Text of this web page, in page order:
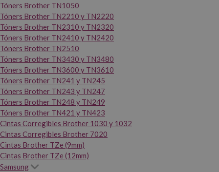
Tóners Brother TN1050
Tóners Brother TN2210 y TN2220
Tóners Brother TN2310 y TN2320
Tóners Brother TN2410 y TN2420
Tóners Brother TN2510
Tóners Brother TN3430 y TN3480
Tóners Brother TN3600 y TN3610
Tóners Brother TN241 y TN245
Tóners Brother TN243 y TN247
Tóners Brother TN248 y TN249
Tóners Brother TN421 y TN423
Cintas Corregibles Brother 1030 y 1032
Cintas Corregibles Brother 7020
Cintas Brother TZe (9mm)
Cintas Brother TZe (12mm)
Samsung